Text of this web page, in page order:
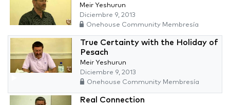
Meir Yeshurun
Diciembre 9, 2013
Onehouse Community Membresía
True Certainty with the Holiday of
Pesach
Meir Yeshurun
Diciembre 9, 2013
Onehouse Community Membresía
Real Connection